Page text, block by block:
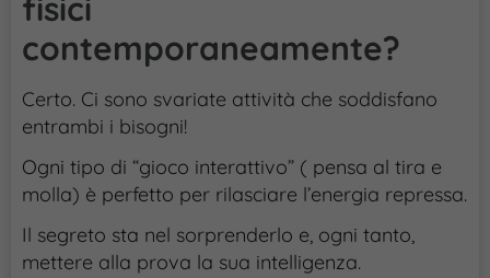
fisici
contemporaneamente?
Certo. Ci sono svariate attività che soddisfano
entrambi i bisogni!
Ogni tipo di “gioco interattivo” ( pensa al tira e
molla) è perfetto per rilasciare l’energia repressa.
Il segreto sta nel sorprenderlo e, ogni tanto,
mettere alla prova la sua intelligenza.